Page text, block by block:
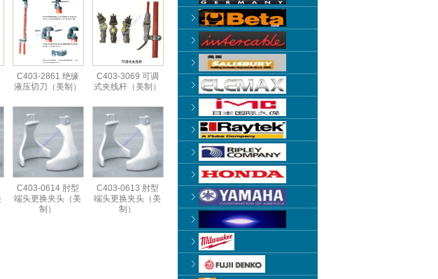
C403-2861 绝缘
液压切刀（美制）
C403-3069 可调
式夹线杆（美制）
C403-0614 肘型
端头更换夹头（美
制）
C403-0613 肘型
端头更换夹头（美
制）